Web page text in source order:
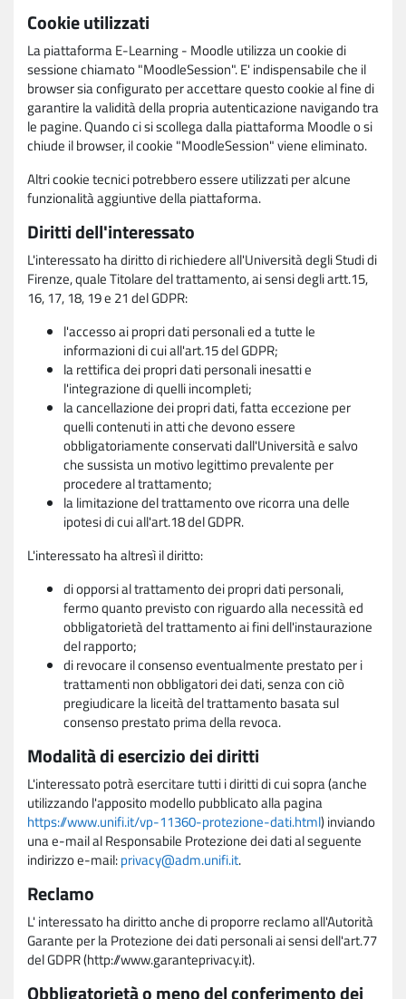
Cookie utilizzati
La piattaforma E-Learning - Moodle utilizza un cookie di
sessione chiamato "MoodleSession". E' indispensabile che il
browser sia configurato per accettare questo cookie al fine di
garantire la validità della propria autenticazione navigando tra
le pagine. Quando ci si scollega dalla piattaforma Moodle o si
chiude il browser, il cookie "MoodleSession" viene eliminato.
Altri cookie tecnici potrebbero essere utilizzati per alcune
funzionalità aggiuntive della piattaforma.
Diritti dell'interessato
L'interessato ha diritto di richiedere all'Università degli Studi di
Firenze, quale Titolare del trattamento, ai sensi degli artt.15,
16, 17, 18, 19 e 21 del GDPR:
l'accesso ai propri dati personali ed a tutte le
informazioni di cui all'art.15 del GDPR;
la rettifica dei propri dati personali inesatti e
l'integrazione di quelli incompleti;
la cancellazione dei propri dati, fatta eccezione per
quelli contenuti in atti che devono essere
obbligatoriamente conservati dall'Università e salvo
che sussista un motivo legittimo prevalente per
procedere al trattamento;
la limitazione del trattamento ove ricorra una delle
ipotesi di cui all'art.18 del GDPR.
L'interessato ha altresì il diritto:
di opporsi al trattamento dei propri dati personali,
fermo quanto previsto con riguardo alla necessità ed
obbligatorietà del trattamento ai fini dell'instaurazione
del rapporto;
di revocare il consenso eventualmente prestato per i
trattamenti non obbligatori dei dati, senza con ciò
pregiudicare la liceità del trattamento basata sul
consenso prestato prima della revoca.
Modalità di esercizio dei diritti
L'interessato potrà esercitare tutti i diritti di cui sopra (anche
utilizzando l'apposito modello pubblicato alla pagina
https://www.unifi.it/vp-11360-protezione-dati.html) inviando
una e-mail al Responsabile Protezione dei dati al seguente
indirizzo e-mail:privacy@adm.unifi.it.
Reclamo
L' interessato ha diritto anche di proporre reclamo all'Autorità
Garante per la Protezione dei dati personali ai sensi dell'art.77
del GDPR (http://www.garanteprivacy.it).
Obbligatorietà o meno del conferimento dei